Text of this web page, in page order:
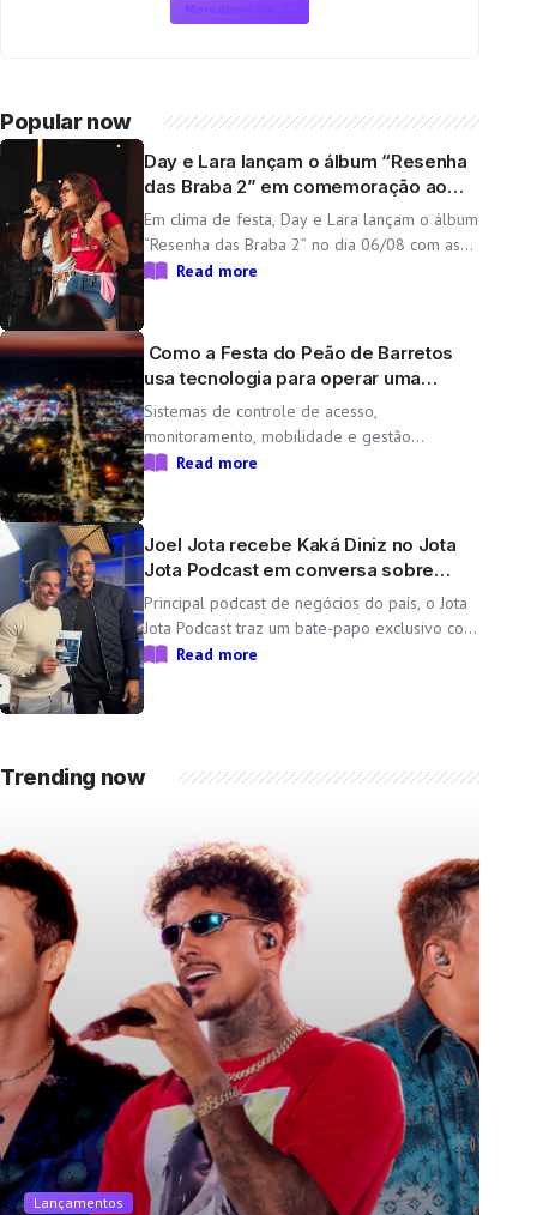
More about me
Popular now
Day e Lara lançam o álbum “Resenha
das Braba 2” em comemoração ao
aniversário da dupla
Em clima de festa, Day e Lara lançam o álbum
“Resenha das Braba 2” no dia 06/08 com as
inéditas “Lado Cachorra” e “Doeu em Mim” O
Read more
Como a Festa do Peão de Barretos
usa tecnologia para operar uma
cidade temporária
Sistemas de controle de acesso,
monitoramento, mobilidade e gestão
operacional ajudam a transformar o Parque
Peão de Barretos Durante 11 dias, o Parque
do Peão […]
Read more
Joel Jota recebe Kaká Diniz no Jota
Jota Podcast em conversa sobre
negócios e família
Principal podcast de negócios do país, o Jota
Jota Podcast traz um bate-papo exclusivo com
o empresário e CEO da Non Stop, que
v=mdZzgrZTxoU […]
Read more
Trending now
Lançamentos